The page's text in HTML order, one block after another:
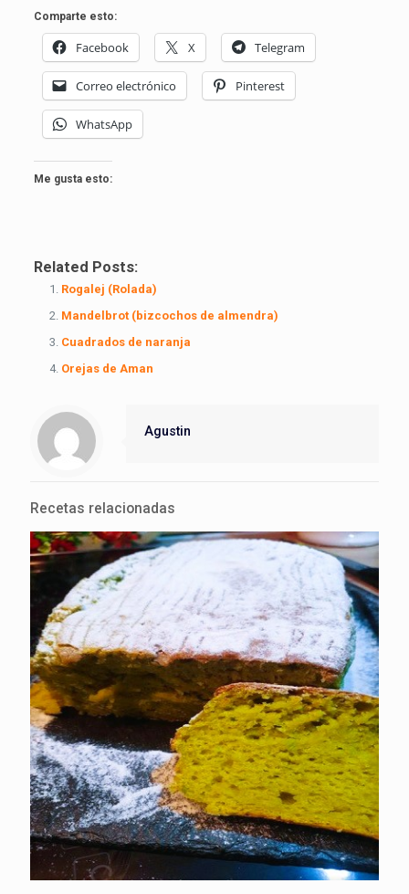
Comparte esto:
Facebook X Telegram
Correo electrónico Pinterest
WhatsApp
Me gusta esto:
Related Posts:
Rogalej (Rolada)
Mandelbrot (bizcochos de almendra)
Cuadrados de naranja
Orejas de Aman
Agustin
Recetas relacionadas